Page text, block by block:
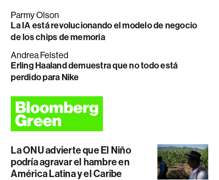
Parmy Olson
La IA está revolucionando el modelo de negocio
de los chips de memoria
Andrea Felsted
Erling Haaland demuestra que no todo está
perdido para Nike
La ONU advierte que El Niño
podría agravar el hambre en
América Latina y el Caribe